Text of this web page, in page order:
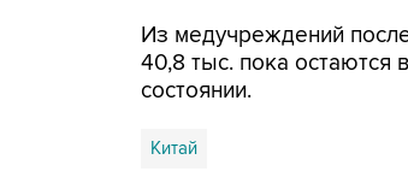
Из медучреждений
40,8 тыс. пока остаются
состоянии.
Китай